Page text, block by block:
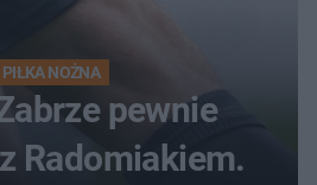
PIŁKA NOŻNA
pewnie
Radomiakiem.